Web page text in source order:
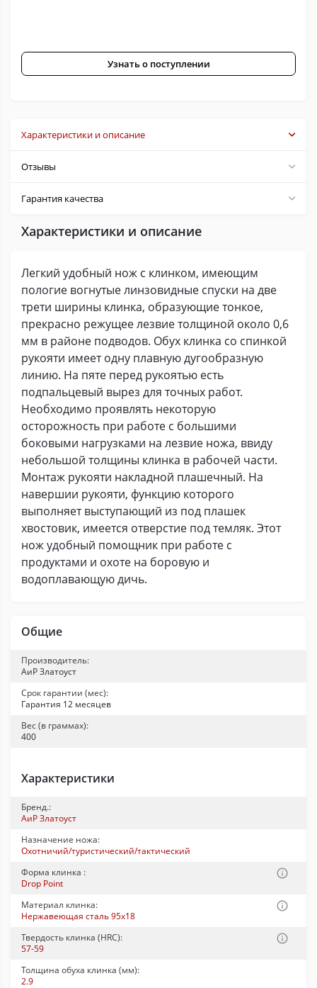
Узнать о поступлении
Характеристики и описание
Отзывы
Гарантия качества
Характеристики и описание
Легкий удобный нож с клинком, имеющим
пологие вогнутые линзовидные спуски на две
трети ширины клинка, образующие тонкое,
прекрасно режущее лезвие толщиной около 0,6
мм в районе подводов. Обух клинка со спинкой
рукояти имеет одну плавную дугообразную
линию. На пяте перед рукоятью есть
подпальцевый вырез для точных работ.
Необходимо проявлять некоторую
осторожность при работе с большими
боковыми нагрузками на лезвие ножа, ввиду
небольшой толщины клинка в рабочей части.
Монтаж рукояти накладной плашечный. На
навершии рукояти, функцию которого
выполняет выступающий из под плашек
хвостовик, имеется отверстие под темляк. Этот
нож удобный помощник при работе с
продуктами и охоте на боровую и
водоплавающую дичь.
Общие
Производитель:
АиР Златоуст
Срок гарантии (мес):
Гарантия 12 месяцев
Вес (в граммах):
400
Характеристики
Бренд.:
АиР Златоуст
Назначение ножа:
Охотничий/туристический/тактический
Форма клинка :
Drop Point
Материал клинка:
Нержавеющая сталь 95x18
Твердость клинка (HRC):
57-59
Толщина обуха клинка (мм):
2.9